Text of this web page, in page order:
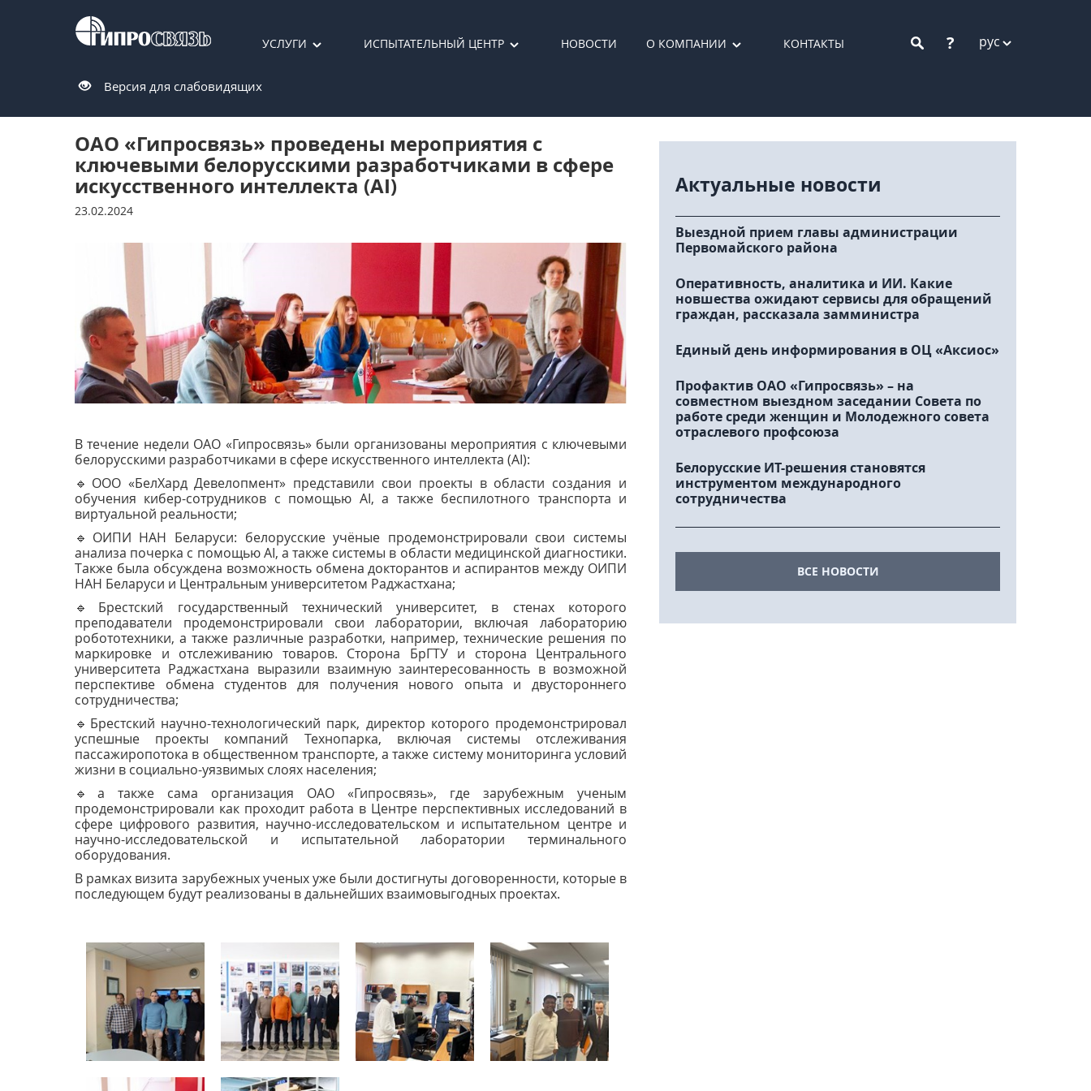
УСЛУГИ ИСПЫТАТЕЛЬНЫЙ ЦЕНТР НОВОСТИ О КОМПАНИИ КОНТАКТЫ ? рус
Версия для слабовидящих
ОАО «Гипросвязь» проведены мероприятия с
ключевыми белорусскими разработчиками в сфере
искусственного интеллекта (AI)
23.02.2024
В течение недели ОАО «Гипросвязь» были организованы мероприятия с ключевыми
белорусскими разработчиками в сфере искусственного интеллекта (AI):
🔹ООО «БелХард Девелопмент» представили свои проекты в области создания и
обучения кибер-сотрудников с помощью AI, а также беспилотного транспорта и
виртуальной реальности;
🔹ОИПИ НАН Беларуси: белорусские учёные продемонстрировали свои системы
анализа почерка с помощью AI, а также системы в области медицинской диагностики.
Также была обсуждена возможность обмена докторантов и аспирантов между ОИПИ
НАН Беларуси и Центральным университетом Раджастхана;
🔹Брестский государственный технический университет, в стенах которого
преподаватели продемонстрировали свои лаборатории, включая лабораторию
робототехники, а также различные разработки, например, технические решения по
маркировке и отслеживанию товаров. Сторона БрГТУ и сторона Центрального
университета Раджастхана выразили взаимную заинтересованность в возможной
перспективе обмена студентов для получения нового опыта и двустороннего
сотрудничества;
🔹Брестский научно-технологический парк, директор которого продемонстрировал
успешные проекты компаний Технопарка, включая системы отслеживания
пассажиропотока в общественном транспорте, а также систему мониторинга условий
жизни в социально-уязвимых слоях населения;
🔹а также сама организация ОАО «Гипросвязь», где зарубежным ученым
продемонстрировали как проходит работа в Центре перспективных исследований в
сфере цифрового развития, научно-исследовательском и испытательном центре и
научно-исследовательской и испытательной лаборатории терминального
оборудования.
В рамках визита зарубежных ученых уже были достигнуты договоренности, которые в
последующем будут реализованы в дальнейших взаимовыгодных проектах.
Актуальные новости
Выездной прием главы администрации
Первомайского района
Оперативность, аналитика и ИИ. Какие
новшества ожидают сервисы для обращений
граждан, рассказала замминистра
Единый день информирования в ОЦ «Аксиос»
Профактив ОАО «Гипросвязь» – на
совместном выездном заседании Совета по
работе среди женщин и Молодежного совета
отраслевого профсоюза
Белорусские ИТ-решения становятся
инструментом международного
сотрудничества
ВСЕ НОВОСТИ